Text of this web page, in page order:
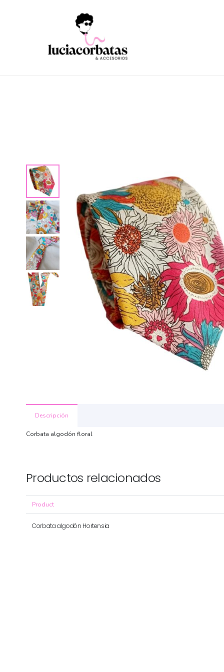
Descripción
Corbata algodón floral
Productos relacionados
Product
Corbata algodón Hortensia